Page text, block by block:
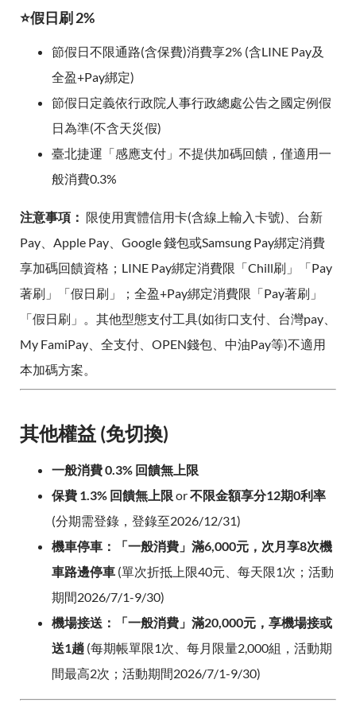
⭐假日刷 2%
節假日不限通路(含保費)消費享2% (含LINE Pay及
全盈+Pay綁定)
節假日定義依行政院人事行政總處公告之國定例假
日為準(不含天災假)
臺北捷運「感應支付」不提供加碼回饋，僅適用一
般消費0.3%
注意事項： 限使用實體信用卡(含線上輸入卡號)、台新
Pay、Apple Pay、Google 錢包或Samsung Pay綁定消費
享加碼回饋資格；LINE Pay綁定消費限「Chill刷」「Pay
著刷」「假日刷」；全盈+Pay綁定消費限「Pay著刷」
「假日刷」。其他型態支付工具(如街口支付、台灣pay、
My FamiPay、全支付、OPEN錢包、中油Pay等)不適用
本加碼方案。
其他權益 (免切換)
一般消費 0.3% 回饋無上限
保費 1.3% 回饋無上限 or不限金額享分12期0利率
(分期需登錄，登錄至2026/12/31)
機車停車：「一般消費」滿6,000元，次月享8次機
車路邊停車 (單次折抵上限40元、每天限1次；活動
期間2026/7/1-9/30)
機場接送：「一般消費」滿20,000元，享機場接或
送1趟 (每期帳單限1次、每月限量2,000組，活動期
間最高2次；活動期間2026/7/1-9/30)